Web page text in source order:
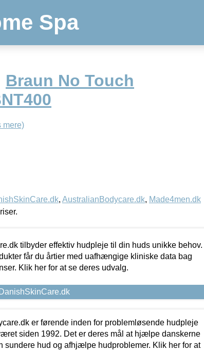
Spa
Braun No Touch
mere)
, AustralianBodycare.dk, Made4men.dk
tilbyder effektiv hudpleje til din huds unikke behov.
får du årtier med uafhængige kliniske data bag
Klik her for at se deres udvalg.
er førende inden for problemløsende hudpleje
siden 1992. Det er deres mål at hjælpe danskerne
sundere hud og afhjælpe hudproblemer. Klik her for at